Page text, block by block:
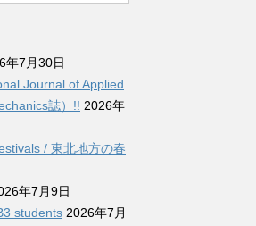
年7月30日
Journal of Applied
誌）!! 2026年
/ 東北地方の春
年7月9日
students 2026年7月